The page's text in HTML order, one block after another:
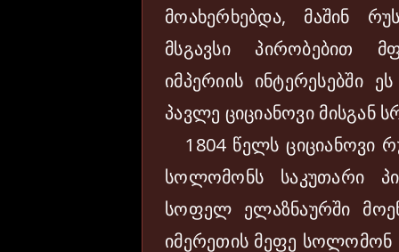
მოახერხებდა, მაშინ
მსგავსი პირობებით
იმპერიის ინტერესებში
პავლე ციციანოვი
1804 წელს ციციანოვი
სოლომონს საკუთარი
სოფელ ელაზნაურში
იმერეთის მეფე სოლომონ